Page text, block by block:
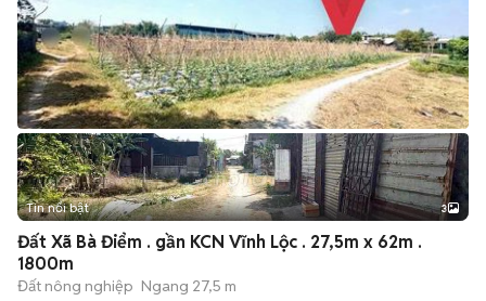
Tin nổi bật 3
Đất Xã Bà Điểm . gần KCN Vĩnh Lộc . 27,5m x 62m .
1800m
Đất nông nghiệp Ngang 27,5 m